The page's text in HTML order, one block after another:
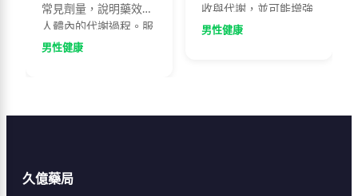
常見劑量，說明藥效在
人體內的代謝過程。服
藥後30分鐘至1小時可
免油膩飲食與酒精，配
建議從50mg起始服
男性健康
收與代謝，並可能增強
副作用。醫師建議服藥
男性健康
久億藥局